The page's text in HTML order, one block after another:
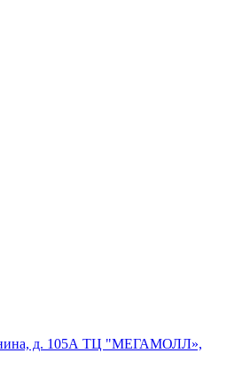
д. 105А ТЦ "МЕГАМОЛЛ»,